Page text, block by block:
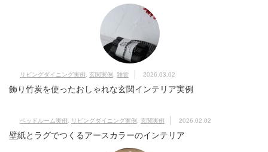
リビングダイニング実例 , 玄関実例 , 雑貨 2026.03.02
飾り竹炭を使ったおしゃれな玄関インテリア実例
ベッドルーム実例 , リビングダイニング実例 , 玄関実例 2026.02.02
壁紙とラグでつくるアースカラーのインテリア